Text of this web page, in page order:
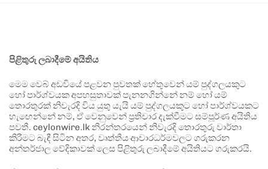
පිළිතුරු ලබාදීමේ අයිතිය
මෙම වෙබ් අඩවියේ පළවන පුවතක් හේතුවෙන් යම් පුද්ගලයකුට
හෝ පාර්ශ්වයක අපහසුතාවක් පැනනගින්නේ නම් හෝ යම්
තොරතුරක් නිවැරදි විය යුතු යැයි යම් පුද්ගලයකුට හෝ පාර්ශ්වයකට
හැඟෙන්නේ නම්, ඒ වෙනුවෙන් ප්‍රතිචාර දැක්වීමට සම්පූර්ණ අයිතිය
පවතී. ceylonwire.lk නිරන්තරයෙන් නිවැරදි තොරතුරු වාර්තා
කිරීමට බැඳී සිටින අතර, වෘත්තීය ආචාරධර්මවලට ගරුකරන
අන්තර්ජාල වේදිකාවක් ලෙස පිළිතුරු ලබාදීමේ අයිතියට ගරුකරයි.